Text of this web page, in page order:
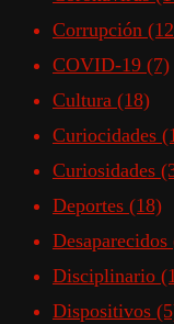
Corrupción
COVID-19 (7)
Cultura (18)
Curiocidades
Curiosidades
Deportes (18)
Desaparecidos
Disciplinario
Dispositivos